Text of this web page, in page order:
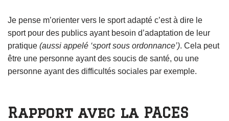
Je pense m’orienter vers le sport adapté c’est à dire le
sport pour des publics ayant besoin d’adaptation de leur
pratique (aussi appelé ‘sport sous ordonnance’). Cela peut
être une personne ayant des soucis de santé, ou une
personne ayant des difficultés sociales par exemple.
Rapport avec la PACES